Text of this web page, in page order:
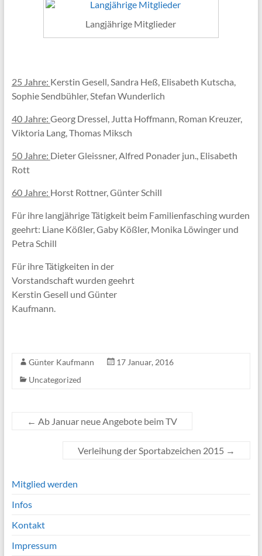
Langjährige Mitglieder
25 Jahre: Kerstin Gesell, Sandra Heß, Elisabeth Kutscha,
Sophie Sendbühler, Stefan Wunderlich
40 Jahre: Georg Dressel, Jutta Hoffmann, Roman Kreuzer,
Viktoria Lang, Thomas Miksch
50 Jahre: Dieter Gleissner, Alfred Ponader jun., Elisabeth
Rott
60 Jahre: Horst Rottner, Günter Schill
Für ihre langjährige Tätigkeit beim Familienfasching wurden
geehrt: Liane Kößler, Gaby Kößler, Monika Löwinger und
Petra Schill
Für ihre Tätigkeiten in der
Vorstandschaft wurden geehrt
Kerstin Gesell und Günter
Kaufmann.
Günter Kaufmann
17 Januar, 2016
Uncategorized
← Ab Januar neue Angebote beim TV
Verleihung der Sportabzeichen 2015 →
Mitglied werden
Infos
Kontakt
Impressum